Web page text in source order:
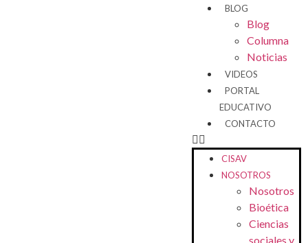
BLOG
Blog
Columna
Noticias
VIDEOS
PORTAL
EDUCATIVO
CONTACTO
CISAV
NOSOTROS
Nosotros
Bioética
Ciencias
sociales y